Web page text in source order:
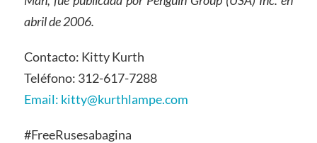
abril de 2006.
Contacto: Kitty Kurth
Teléfono: 312-617-7288
Email: kitty@kurthlampe.com
#FreeRusesabagina